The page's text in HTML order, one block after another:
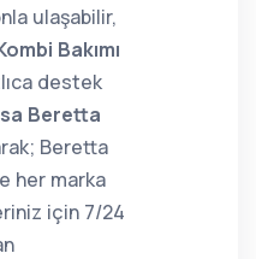
ulaşabilir,
Bakımı
destek
Beretta
Beretta
her marka
için 7/24